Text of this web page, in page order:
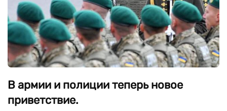
В армии и полиции теперь новое
приветствие.